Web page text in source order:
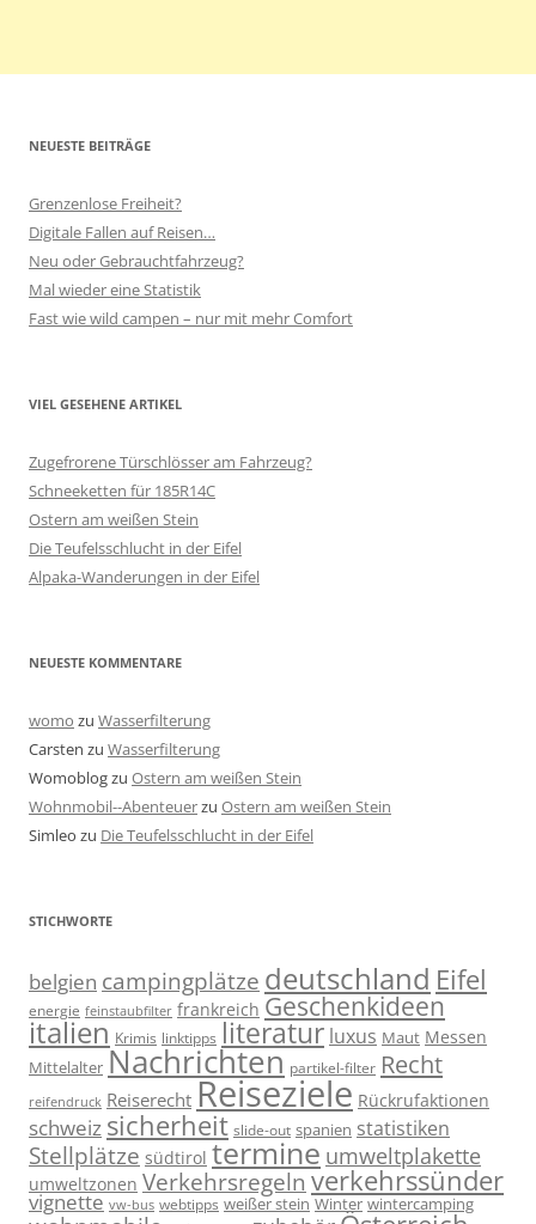
NEUESTE BEITRÄGE
Grenzenlose Freiheit?
Digitale Fallen auf Reisen…
Neu oder Gebrauchtfahrzeug?
Mal wieder eine Statistik
Fast wie wild campen – nur mit mehr Comfort
VIEL GESEHENE ARTIKEL
Zugefrorene Türschlösser am Fahrzeug?
Schneeketten für 185R14C
Ostern am weißen Stein
Die Teufelsschlucht in der Eifel
Alpaka-Wanderungen in der Eifel
NEUESTE KOMMENTARE
womo zu Wasserfilterung
Carsten zu Wasserfilterung
Womoblogzu Ostern am weißen Stein
Wohnmobil--Abenteuerzu Ostern am weißen Stein
Simleo zu Die Teufelsschlucht in der Eifel
STICHWORTE
belgien campingplätze deutschland Eifel
energie feinstaubfilter frankreich Geschenkideen
italien Krimis linktipps literatur luxus Maut Messen
Mittelalter Nachrichten partikel-filter Recht
reifendruck Reiserecht Reiseziele Rückrufaktionen
schweiz sicherheit slide-out spanien statistiken
Stellplätze südtirol termine umweltplakette
umweltzonen Verkehrsregeln verkehrssünder
vignette vw-bus webtipps weißer stein Winter wintercamping